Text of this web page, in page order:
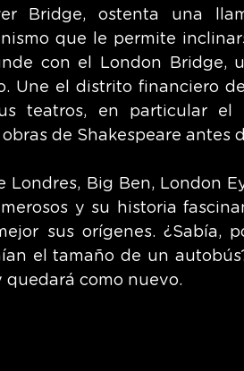
Bridge, ostenta una
que le permite
con el London Bridge,
Une el distrito financiero
teatros, en particular el
de Shakespeare antes
Londres, Big Ben, London
y su historia
sus orígenes. ¿Sabía,
el tamaño de un
como nuevo.